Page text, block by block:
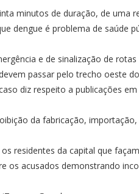
minutos de duração, de uma
dengue é problema de saúde
e de sinalização de
passar pelo trecho oeste
diz respeito a publicações
da fabricação,
residentes da capital que
os acusados demonstrando